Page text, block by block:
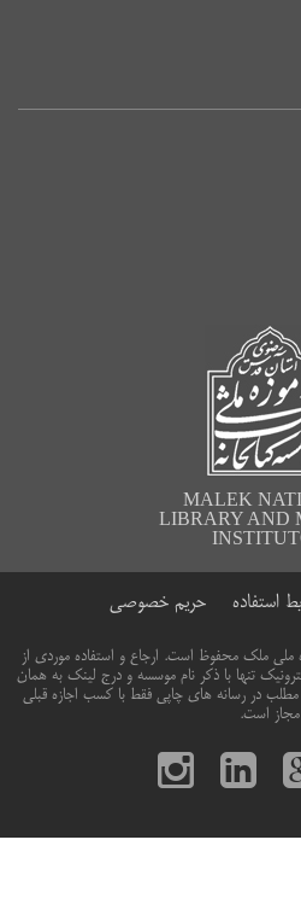
MALEK
LIBRARY AND
استفاده حریم خصوصی
ملی ملک محفوظ است. ارجاع و استفاده موردی از
تنها با ذکر نام موسسه و درج لینک به همان
در رسانه های چاپی فقط با کسب اجازه قبلی
مجاز است.